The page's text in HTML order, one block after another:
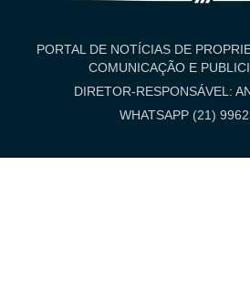
PORTAL DE NOTÍCIAS DE
COMUNICAÇÃO E
DIRETOR-RESPONSÁVEL:
WHATSAPP (21)